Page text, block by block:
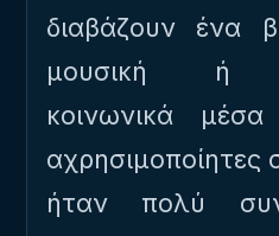
διαβάζουν ένα
μουσική ή
κοινωνικά
αχρησιμοποίητες
ήταν πολύ